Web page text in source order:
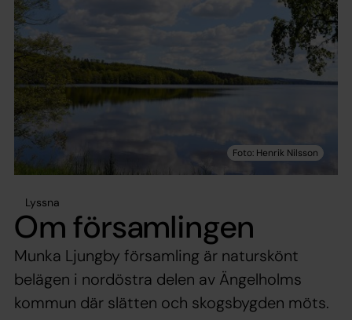
Lyssna
Om församlingen
Munka Ljungby församling är naturskönt
belägen i nordöstra delen av Ängelholms
kommun där slätten och skogsbygden möts.